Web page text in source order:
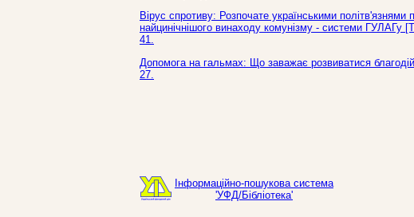
Вірус спротиву: Розпочате українськими
найцинічнішого винаходу комунізму - системи
41.
Допомога на гальмах: Що заважає розвиватися
27.
Інформаційно-пошукова система
'УФД/Бібліотека'